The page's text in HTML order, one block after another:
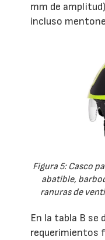
mm de
incluso
Figura 5: Casco
abatible,
ranuras de
En la tabla B se
requerimientos